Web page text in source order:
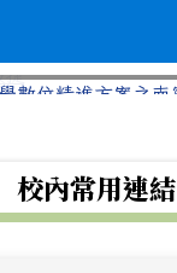
校內常用連結